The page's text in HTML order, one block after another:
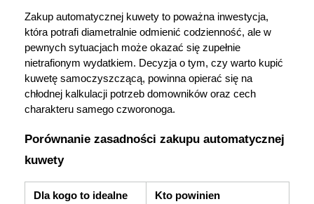
Zakup automatycznej kuwety to poważna inwestycja,
która potrafi diametralnie odmienić codzienność, ale w
pewnych sytuacjach może okazać się zupełnie
nietrafionym wydatkiem. Decyzja o tym, czy warto kupić
kuwetę samoczyszczącą, powinna opierać się na
chłodnej kalkulacji potrzeb domowników oraz cech
charakteru samego czworonoga.
Porównanie zasadności zakupu automatycznej
kuwety
Dla kogo to idealne
Kto powinien